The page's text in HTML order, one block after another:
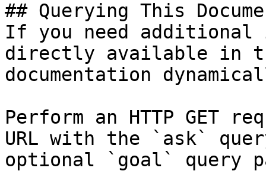
## Querying This
If you need
directly available in
documentation
Perform an HTTP GET
URL with the `ask`
optional `goal` query